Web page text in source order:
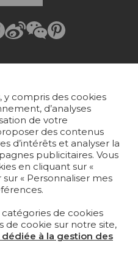
y compris des cookies
d’analyses
de votre
des contenus
d’intérêts et analyser la
publicitaires. Vous
en cliquant sur «
« Personnaliser mes
de cookies
de cookie sur notre site,
à la gestion des